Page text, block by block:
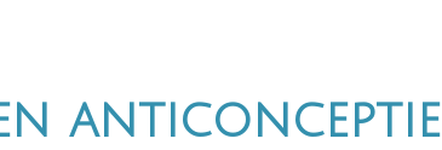
anticonceptie